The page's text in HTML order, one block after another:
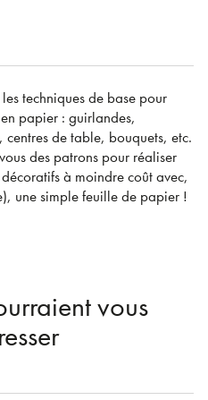
techniques de base pour
papier : guirlandes,
centres de table, bouquets, etc.
des patrons pour réaliser
à moindre coût avec,
une simple feuille de papier !
vous